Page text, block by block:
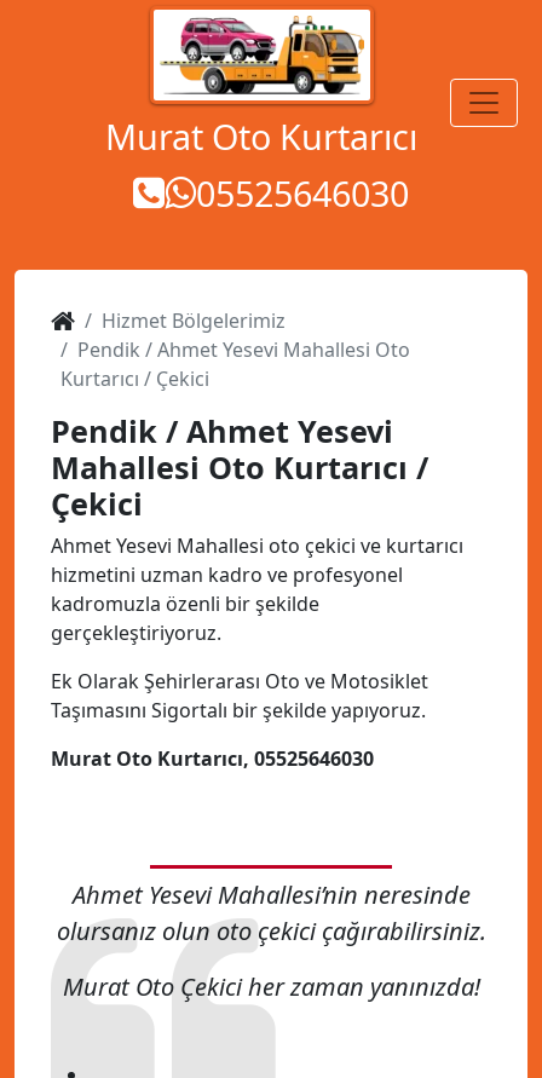
Murat Oto Kurtarıcı
05525646030
MENÜ
Hizmet Bölgelerimiz
Pendik / Ahmet Yesevi Mahallesi Oto
Kurtarıcı / Çekici
Pendik / Ahmet Yesevi
Mahallesi Oto Kurtarıcı /
Çekici
Ahmet Yesevi Mahallesi oto çekici ve kurtarıcı
hizmetini uzman kadro ve profesyonel
kadromuzla özenli bir şekilde
gerçekleştiriyoruz.
Ek Olarak Şehirlerarası Oto ve Motosiklet
Taşımasını Sigortalı bir şekilde yapıyoruz.
Murat Oto Kurtarıcı, 05525646030
Ahmet Yesevi Mahallesi’nin neresinde
olursanız olun oto çekici çağırabilirsiniz.
Murat Oto Çekici her zaman yanınızda!